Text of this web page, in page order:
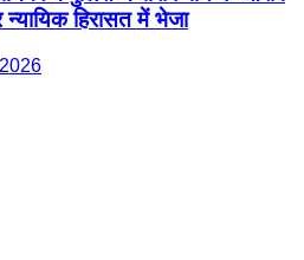
न्यायिक हिरासत में भेजा